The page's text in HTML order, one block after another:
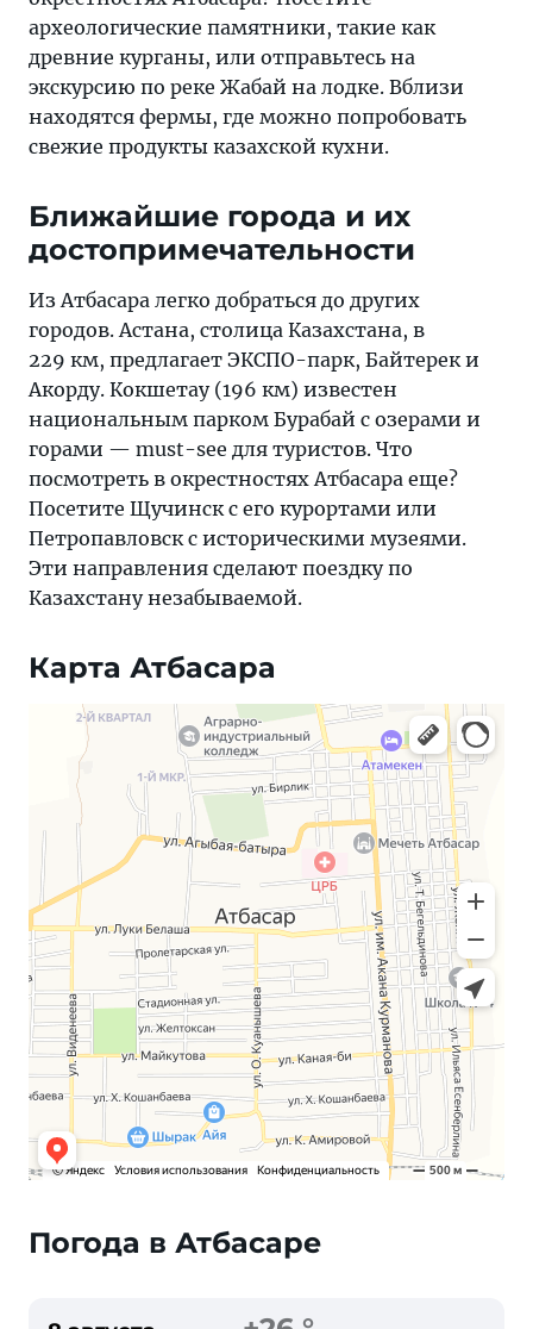
археологические памятники, такие как
древние курганы, или отправьтесь на
экскурсию по реке Жабай на лодке. Вблизи
находятся фермы, где можно попробовать
свежие продукты казахской кухни.
Ближайшие города и их
достопримечательности
Из Атбасара легко добраться до других
городов. Астана, столица Казахстана, в
229 км, предлагает ЭКСПО-парк, Байтерек и
Акорду. Кокшетау (196 км) известен
национальным парком Бурабай с озерами и
горами — must-see для туристов. Что
посмотреть в окрестностях Атбасара еще?
Посетите Щучинск с его курортами или
Петропавловск с историческими музеями.
Эти направления сделают поездку по
Казахстану незабываемой.
Карта Атбасара
Яндекс Карты — транспорт, навигация, поиск мест
Погода в Атбасаре